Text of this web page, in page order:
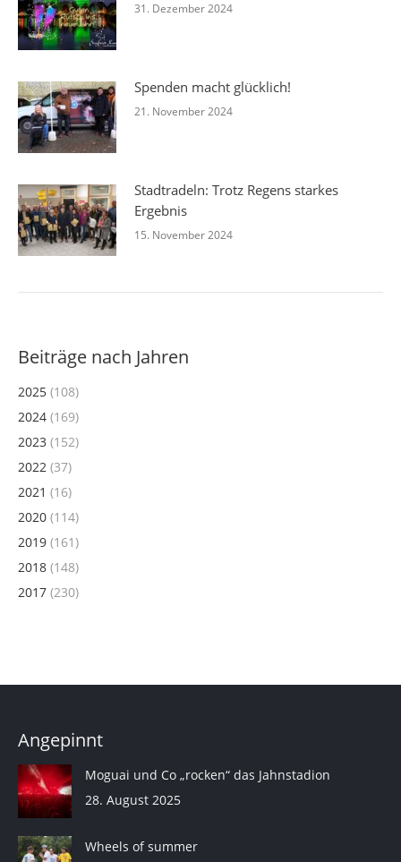
31. Dezember 2024
Spenden macht glücklich!
21. November 2024
Stadtradeln: Trotz Regens starkes
Ergebnis
15. November 2024
Beiträge nach Jahren
2025 (108)
2024 (169)
2023 (152)
2022 (37)
2021 (16)
2020 (114)
2019 (161)
2018 (148)
2017 (230)
Angepinnt
Moguai und Co „rocken“ das Jahnstadion
28. August 2025
Wheels of summer